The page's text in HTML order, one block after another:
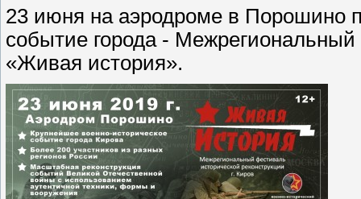
23 июня на аэродроме в Порошино
событие города - Межрегиональный
«Живая история».